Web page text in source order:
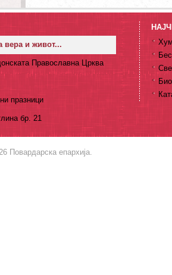
вера и живот...
Православна Црква
празници
бр. 21
Повардарска епархија.